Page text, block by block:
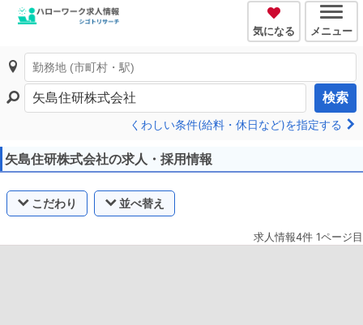
気になる メニュー
検索
くわしい条件(給料・休日など)を指定する
矢島住研株式会社の求人・採用情報
こだわり 並べ替え
求人情報4件 1ページ目